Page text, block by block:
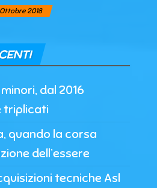
Ottobre 2018
dal 2016
triplicati
quando la corsa
dell’essere
tecniche Asl